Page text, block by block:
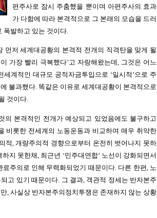
편주사로 잠시 주춤했을 뿐이며 아편주사의 효과
가 다함에 따라 본격적으로 그 본래의 모습을 드러
폭발하고 있는 것이다.
먼저 세계대공황의 본격적 전개의 직격탄을 맞게 될
가장 빨리 극복했다’고 자랑해왔는데, 그것은 어느
계적인 대규모 공적자금투입으로 ‘일시적’으로 주
불과했다. 똑같은 이유로 세계대공황이 본격적으로
것이다.
의 본격적인 전개가 예상되고 있었음에도 불구하고
비롯한 전세계의 노동운동과 비교하여 매우 취약한
적, 개량주의적 경향으로부터 온전히 벗어나지 못하
지 못한채, 최근년 ‘민주대연합’ 노선이 강화되면서
주의로 인해 무력화되었기 때문이다. 다른 한편, 노
고 있기 때문이다. 그 결과, 객관적 정세는 반자본주
, 사실상 반자본주의정치투쟁은 존재하지 않는 상황